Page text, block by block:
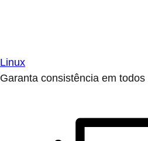
Linux
Garanta consistência em